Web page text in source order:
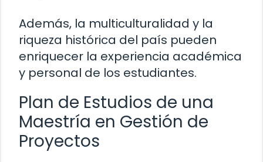
Además, la multiculturalidad y la
riqueza histórica del país pueden
enriquecer la experiencia académica
y personal de los estudiantes.
Plan de Estudios de una
Maestría en Gestión de
Proyectos